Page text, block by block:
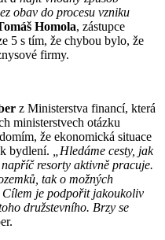
obav do procesu vzniku
Homola, zástupce
5 s tím, že chybou bylo, že
firmy.
z Ministerstva financí, která
ministerstvech otázku
že ekonomická situace
bydlení.
„Hledáme cesty, jak
resorty aktivně pracuje.
tak o možných
je podpořit jakoukoliv
družstevního. Brzy se